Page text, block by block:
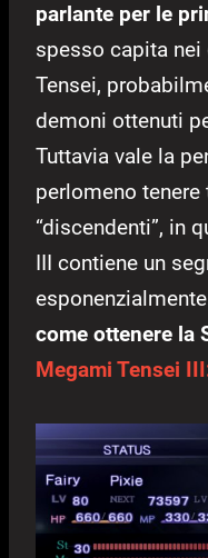
parlante per le
spesso capita
Tensei,
demoni ottenuti
Tuttavia vale la
perlomeno
“discendenti”, in
III contiene un
come ottenere la
Megami Tensei